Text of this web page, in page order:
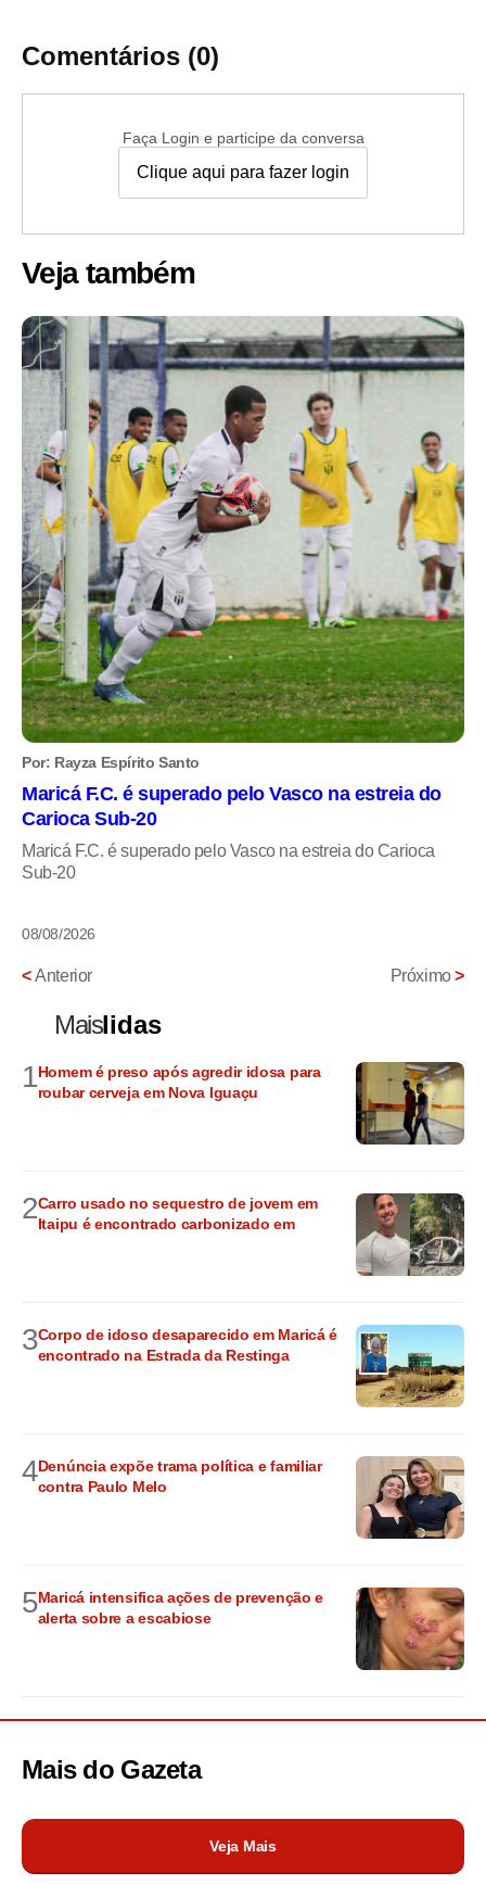
Comentários (0)
Faça Login e participe da conversa
Clique aqui para fazer login
Veja também
Por: Rayza Espírito Santo
Maricá F.C. é superado pelo Vasco na estreia do
Carioca Sub-20
Maricá F.C. é superado pelo Vasco na estreia do Carioca
Sub-20
08/08/2026
<Anterior Próximo>
Maislidas
1Homem é preso após agredir idosa para
roubar cerveja em Nova Iguaçu
2Carro usado no sequestro de jovem em
Itaipu é encontrado carbonizado em
3Corpo de idoso desaparecido em Maricá é
encontrado na Estrada da Restinga
4Denúncia expõe trama política e familiar
contra Paulo Melo
5Maricá intensifica ações de prevenção e
alerta sobre a escabiose
Mais do Gazeta
Veja Mais